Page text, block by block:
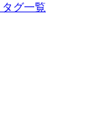
タグ一覧